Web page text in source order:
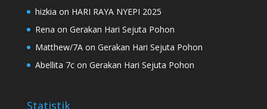
hizkia on HARI RAYA NYEPI 2025
Rena on Gerakan Hari Sejuta Pohon
Matthew/7Aon Gerakan Hari Sejuta Pohon
Abellita 7con Gerakan Hari Sejuta Pohon
Statistik